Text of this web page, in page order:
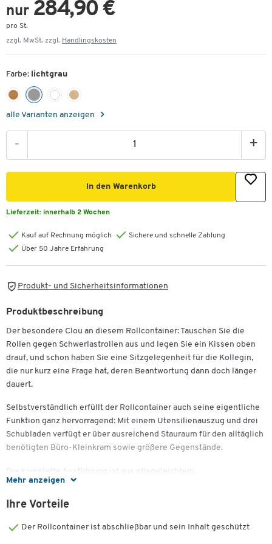
nur 284,90 €
pro St.
zzgl. MwSt. zzgl. Handlingskosten
Farbe: lichtgrau
alle Varianten anzeigen
- +
In den Warenkorb
Lieferzeit: innerhalb 2 Wochen
Kauf auf Rechnung möglich
Sichere und schnelle Zahlung
Über 50 Jahre Erfahrung
Produkt- und Sicherheitsinformationen
Mehr anzeigen
Produktbeschreibung
Der besondere Clou an diesem Rollcontainer: Tauschen Sie die
Rollen gegen Schwerlastrollen aus und legen Sie ein Kissen oben
drauf, und schon haben Sie eine Sitzgelegenheit für die Kollegin,
die nur kurz eine Frage hat, deren Beantwortung dann doch länger
dauert.
Selbstverständlich erfüllt der Rollcontainer auch seine eigentliche
Funktion ganz hervorragend: Mit einem Utensilienauszug und drei
Schubladen verfügt er über ausreichend Stauraum für den alltäglich
benötigten Büro-Kleinkram sowie größere Gegenstände.
Die komplette Ausführung ist aus pflegeleichtem,
widerstandsfähigem Holzspanwerkstoff mit
Melaminharzbeschichtung gefertigt. Die Schubladen sind mit einer
Teilauszug versehen. Zum Öffnen der Schübe sind in der Front
Ihre Vorteile
Der Rollcontainer ist abschließbar und sein Inhalt geschützt